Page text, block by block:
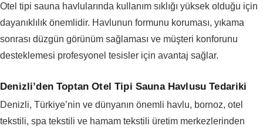
Otel tipi sauna havlularında kullanım sıklığı yüksek olduğu için
dayanıklılık önemlidir. Havlunun formunu koruması, yıkama
sonrası düzgün görünüm sağlaması ve müşteri konforunu
desteklemesi profesyonel tesisler için avantaj sağlar.
Denizli’den Toptan Otel Tipi Sauna Havlusu Tedariki
Denizli, Türkiye’nin ve dünyanın önemli havlu, bornoz, otel
tekstili, spa tekstili ve hamam tekstili üretim merkezlerinden